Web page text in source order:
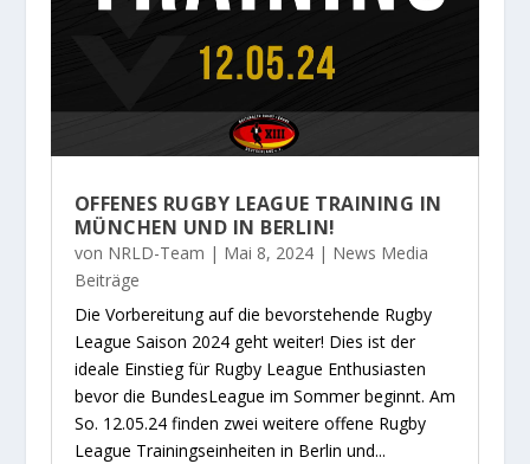
OFFENES RUGBY LEAGUE TRAINING IN
MÜNCHEN UND IN BERLIN!
von NRLD-Team | Mai 8, 2024| News Media
Beiträge
Die Vorbereitung auf die bevorstehende Rugby
League Saison 2024 geht weiter! Dies ist der
ideale Einstieg für Rugby League Enthusiasten
bevor die BundesLeague im Sommer beginnt. Am
So. 12.05.24 finden zwei weitere offene Rugby
League Trainingseinheiten in Berlin und...